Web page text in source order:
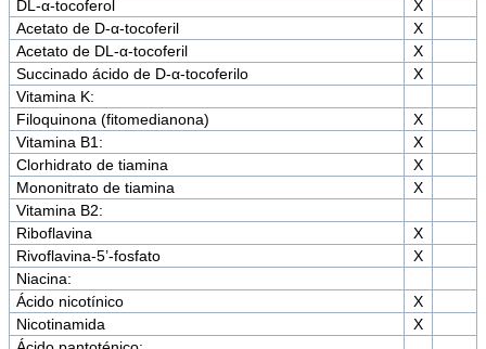
DL-α-tocoferol
X
Acetato de D-α-tocoferil
X
Acetato de DL-α-tocoferil
X
Succinado ácido de D-α-tocoferilo
X
Vitamina K:
Filoquinona (fitomedianona)
X
Vitamina B1:
X
Clorhidrato de tiamina
X
Mononitrato de tiamina
X
Vitamina B2:
Riboflavina
X
Rivoflavina-5’-fosfato
X
Niacina:
Ácido nicotínico
X
Nicotinamida
X